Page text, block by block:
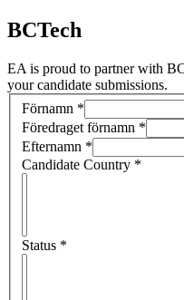
BCTech
EA is proud to partner with
your candidate submissions.
Förnamn *
Föredraget förnamn *
Efternamn *
Candidate Country *
Status *